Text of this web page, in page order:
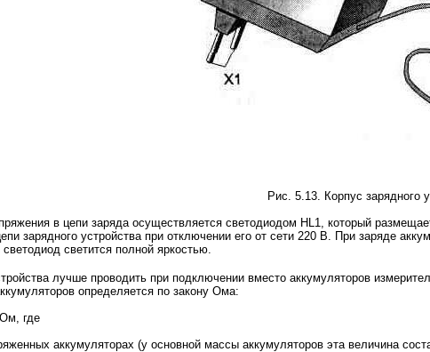
Рис. 5.13. Корпус зарядного
в цепи заряда осуществляется светодиодом HL1, который
зарядного устройства при отключении его от сети 220 В. При заряде
светится полной яркостью.
лучше проводить при подключении вместо аккумуляторов
определяется по закону Ома:
где
аккумуляторах (у основной массы аккумуляторов эта величина